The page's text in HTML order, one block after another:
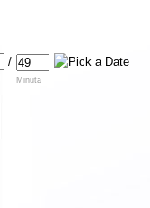
/
Minuta